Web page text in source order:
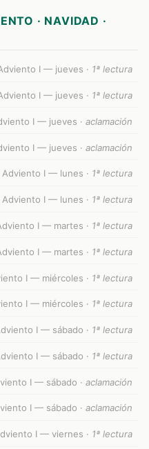
· NAVIDAD ·
I — jueves · 1ª lectura
I — jueves · 1ª lectura
I — jueves · aclamación
I — jueves · aclamación
Adviento I — lunes · 1ª lectura
Adviento I — lunes · 1ª lectura
I — martes · 1ª lectura
I — martes · 1ª lectura
I — miércoles · 1ª lectura
I — miércoles · 1ª lectura
I — sábado · 1ª lectura
I — sábado · 1ª lectura
I — sábado · aclamación
I — sábado · aclamación
I — viernes · 1ª lectura